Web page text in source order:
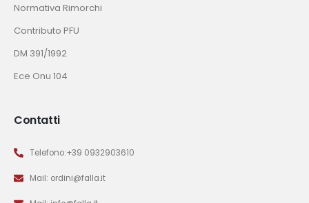
Normativa Rimorchi
Contributo PFU
DM 391/1992
Ece Onu 104
Contatti
Telefono:+39 0932903610
Mail: ordini@falla.it